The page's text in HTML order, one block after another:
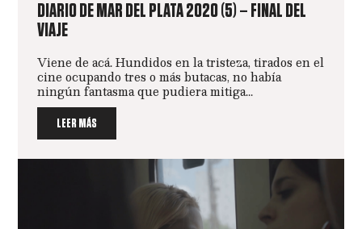
DIARIO DE MAR DEL PLATA 2020 (5) – FINAL DEL
VIAJE
Viene de acá. Hundidos en la tristeza, tirados en el
cine ocupando tres o más butacas, no había
ningún fantasma que pudiera mitiga...
LEER MÁS